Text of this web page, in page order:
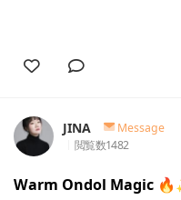
JINA
Message
閲覧数1482
Warm Ondol Magic